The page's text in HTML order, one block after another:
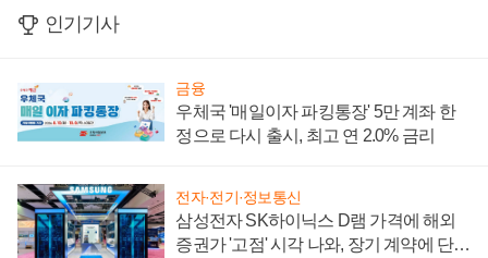
인기기사
금융
우체국 '매일이자 파킹통장' 5만 계좌 한
정으로 다시 출시, 최고 연 2.0% 금리
전자·전기·정보통신
삼성전자 SK하이닉스 D램 가격에 해외
증권가 '고점' 시각 나와, 장기 계약에 단점